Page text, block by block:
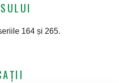
164 și 265.